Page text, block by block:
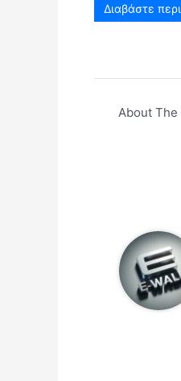
Διαβάστε
About